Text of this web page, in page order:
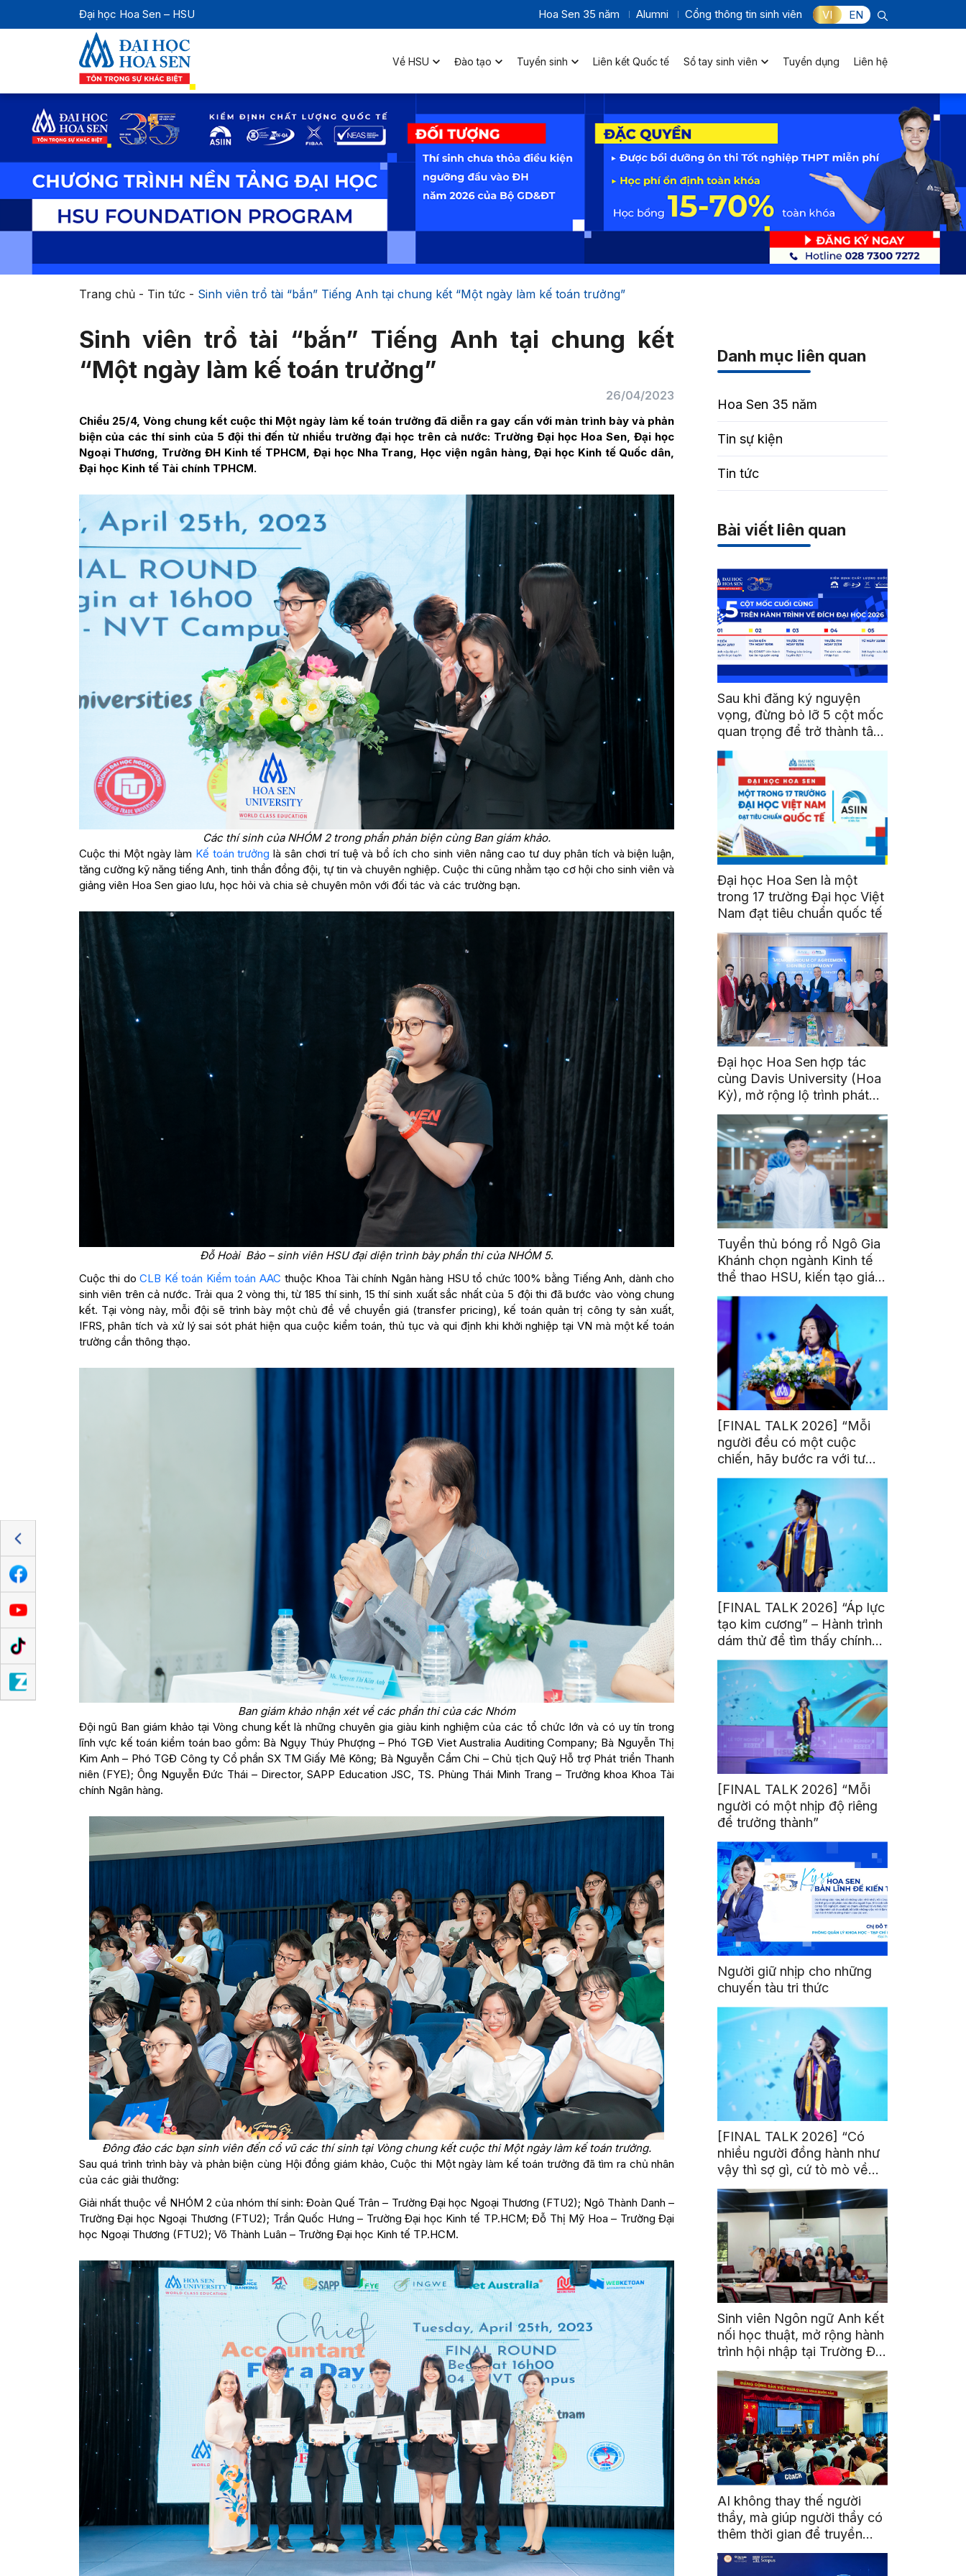
Đại học Hoa Sen – HSU Hoa Sen 35 năm Alumni Cổng thông tin sinh viên VI EN
Về HSU Đào tạo Tuyển sinh Liên kết Quốc tế Sổ tay sinh viên Tuyển dụng Liên hệ
Trang chủ- Tin tức - Sinh viên trổ tài “bắn” Tiếng Anh tại chung kết “Một ngày làm kế toán trưởng”
Sinh viên trổ tài “bắn” Tiếng Anh tại chung kết
“Một ngày làm kế toán trưởng”
26/04/2023
Chiều 25/4, Vòng chung kết cuộc thi Một ngày làm kế toán trưởng đã diễn ra gay cấn với màn trình bày và phản
biện của các thí sinh của 5 đội thi đến từ nhiều trường đại học trên cả nước: Trường Đại học Hoa Sen, Đại học
Ngoại Thương, Trường ĐH Kinh tế TPHCM, Đại học Nha Trang, Học viện ngân hàng, Đại học Kinh tế Quốc dân,
Đại học Kinh tế Tài chính TPHCM.
Các thí sinh của NHÓM 2 trong phần phản biện cùng Ban giám khảo.
Cuộc thi Một ngày làm Kế toán trưởng là sân chơi trí tuệ và bổ ích cho sinh viên nâng cao tư duy phân tích và biện luận,
tăng cường kỹ năng tiếng Anh, tinh thần đồng đội, tự tin và chuyên nghiệp. Cuộc thi cũng nhằm tạo cơ hội cho sinh viên và
giảng viên Hoa Sen giao lưu, học hỏi và chia sẻ chuyên môn với đối tác và các trường bạn.
Đỗ Hoài Bảo – sinh viên HSU đại diện trình bày phần thi của NHÓM 5.
Cuộc thi do CLB Kế toán Kiểm toán AAC thuộc Khoa Tài chính Ngân hàng HSU tổ chức 100% bằng Tiếng Anh, dành cho
sinh viên trên cả nước. Trải qua 2 vòng thi, từ 185 thí sinh, 15 thí sinh xuất sắc nhất của 5 đội thi đã bước vào vòng chung
kết. Tại vòng này, mỗi đội sẽ trình bày một chủ đề về chuyển giá (transfer pricing), kế toán quản trị công ty sản xuất,
IFRS, phân tích và xử lý sai sót phát hiện qua cuộc kiểm toán, thủ tục và qui định khi khởi nghiệp tại VN mà một kế toán
trường cần thông thạo.
Ban giám khảo nhận xét về các phần thi của các Nhóm
Đội ngũ Ban giám khảo tại Vòng chung kết là những chuyên gia giàu kinh nghiệm của các tổ chức lớn và có uy tín trong
lĩnh vực kế toán kiểm toán bao gồm: Bà Ngụy Thúy Phượng – Phó TGĐ Viet Australia Auditing Company; Bà Nguyễn Thị
Kim Anh – Phó TGĐ Công ty Cổ phần SX TM Giấy Mê Kông; Bà Nguyễn Cẩm Chi – Chủ tịch Quỹ Hỗ trợ Phát triển Thanh
niên (FYE); Ông Nguyễn Đức Thái – Director, SAPP Education JSC, TS. Phùng Thái Minh Trang – Trưởng khoa Khoa Tài
chính Ngân hàng.
Đông đảo các bạn sinh viên đến cổ vũ các thí sinh tại Vòng chung kết cuộc thi Một ngày làm kế toán trưởng.
Sau quá trình trình bày và phản biện cùng Hội đồng giám khảo, Cuộc thi Một ngày làm kế toán trưởng đã tìm ra chủ nhân
của các giải thưởng:
Giải nhất thuộc về NHÓM 2 của nhóm thí sinh: Đoàn Quế Trân – Trường Đại học Ngoại Thương (FTU2); Ngô Thành Danh –
Trường Đại học Ngoại Thương (FTU2); Trần Quốc Hưng – Trường Đại học Kinh tế TP.HCM; Đỗ Thị Mỹ Hoa – Trường Đại
học Ngoại Thương (FTU2); Võ Thành Luân – Trường Đại học Kinh tế TP.HCM.
Danh mục liên quan
Hoa Sen 35 năm
Tin sự kiện
Tin tức
Bài viết liên quan
Sau khi đăng ký nguyện
vọng, đừng bỏ lỡ 5 cột mốc
quan trọng để trở thành tân
sinh viên HSU
Đại học Hoa Sen là một
trong 17 trường Đại học Việt
Nam đạt tiêu chuẩn quốc tế
Đại học Hoa Sen hợp tác
cùng Davis University (Hoa
Kỳ), mở rộng lộ trình phát
triển toàn cầu cho sinh viên
Tuyển thủ bóng rổ Ngô Gia
Khánh chọn ngành Kinh tế
thể thao HSU, kiến tạo giá
trị từ đam mê thể thao
[FINAL TALK 2026] “Mỗi
người đều có một cuộc
chiến, hãy bước ra với tư
thế của người chiến thắng”
[FINAL TALK 2026] “Áp lực
tạo kim cương” – Hành trình
dám thử để tìm thấy chính
mình
[FINAL TALK 2026] “Mỗi
người có một nhịp độ riêng
để trưởng thành”
Người giữ nhịp cho những
chuyến tàu tri thức
[FINAL TALK 2026] “Có
nhiều người đồng hành như
vậy thì sợ gì, cứ tò mò về
thế giới thôi”
Sinh viên Ngôn ngữ Anh kết
nối học thuật, mở rộng hành
trình hội nhập tại Trường Đại
học Quốc gia Malaysia
AI không thay thế người
thầy, mà giúp người thầy có
thêm thời gian để truyền
cảm hứng